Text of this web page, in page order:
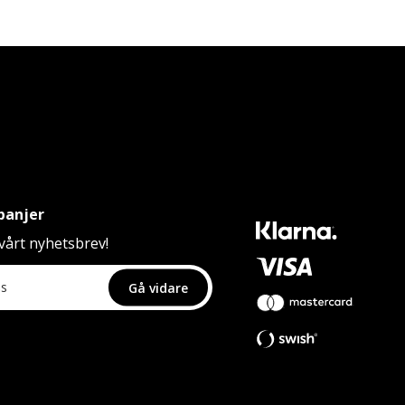
nyhetsbrev!
Gå vidare